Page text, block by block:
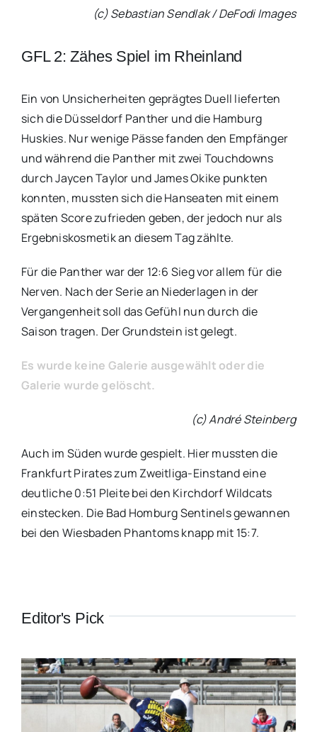
(c) Sebastian Sendlak / DeFodi Images
GFL 2: Zähes Spiel im Rheinland
Ein von Unsicherheiten geprägtes Duell lieferten
sich die Düsseldorf Panther und die Hamburg
Huskies. Nur wenige Pässe fanden den Empfänger
und während die Panther mit zwei Touchdowns
durch Jaycen Taylor und James Okike punkten
konnten, mussten sich die Hanseaten mit einem
späten Score zufrieden geben, der jedoch nur als
Ergebniskosmetik an diesem Tag zählte.
Für die Panther war der 12:6 Sieg vor allem für die
Nerven. Nach der Serie an Niederlagen in der
Vergangenheit soll das Gefühl nun durch die
Saison tragen. Der Grundstein ist gelegt.
Es wurde keine Galerie ausgewählt oder die
Galerie wurde gelöscht.
(c) André Steinberg
Auch im Süden wurde gespielt. Hier mussten die
Frankfurt Pirates zum Zweitliga-Einstand eine
deutliche 0:51 Pleite bei den Kirchdorf Wildcats
einstecken. Die Bad Homburg Sentinels gewannen
bei den Wiesbaden Phantoms knapp mit 15:7.
Editor's Pick